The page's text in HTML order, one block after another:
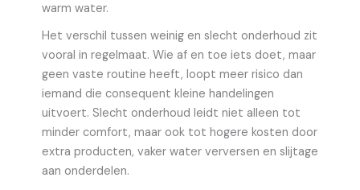
warm water.
Het verschil tussen weinig en slecht onderhoud zit
vooral in regelmaat. Wie af en toe iets doet, maar
geen vaste routine heeft, loopt meer risico dan
iemand die consequent kleine handelingen
uitvoert. Slecht onderhoud leidt niet alleen tot
minder comfort, maar ook tot hogere kosten door
extra producten, vaker water verversen en slijtage
aan onderdelen.